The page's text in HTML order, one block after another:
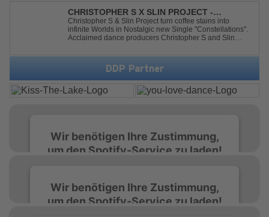
Musikerlebnis. Hypnotische Percussions verschm...
CHRISTOPHER S X SLIN PROJECT -
CONSTELLATIONS
Christopher S & Slin Project turn coffee stains into
infinite Worlds in Nostalgic new Single "Constellations".
Acclaimed dance producers Christopher S and Slin
highly anticipated new single, "Constellations." Moving
away from standard club ...
DDP Partner
Wir benötigen Ihre Zustimmung,
um den Spotify-Service zu laden!
einzubetten. Dieser Service kann Daten zu
Ihren Aktivitäten sammeln. Bitte lesen Sie die
Wir benötigen Ihre Zustimmung,
um den Spotify-Service zu laden!